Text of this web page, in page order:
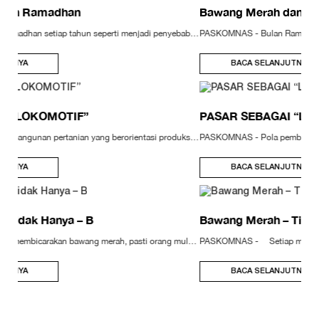
Bawang Merah dan Ramadhan
PASKOMNAS - Bulan Ramadhan setiap tahun seperti menjadi penyebab naiknya harga. Sekarang situasi sudah mendesak, tetapi tanda-tanda akan turunnya harga pangan belum menggembirakan. Sebagian mengatakan situasi sudah mengkhawatirkan. Itulah yang terjadi pada komoditi Bawang merah saat ini. Harga bawang merah berada pada posisi sekitar Rp40.000 hingga Rp45.000,-/kg ditingkat pengecer di sekitar Jabodetabek. Di Indonesia bagian timur kabarnya harga bawang merah sudah mencapai Rp60.000,- lebih. Daging sapi bera...
PASAR SEBAGAI “LOKOMOTIF”
PASKOMNAS - Pola pembangunan pertanian yang berorientasi produksi di Indonesia mestinya sudah selesai pada tahun 80-an, lalu diteruskan dengan orientasi pasar baik domestik maupun ekspor. Tetapi kita tidak melakukannya dengan baik. Sementara Negara tetangga seperti Thailand, Korea, China, Taiwan, Filipina, Malaysia telah melakukannya. Kemudian disusul India, Myanmar dan Negara “kemarin sore” Vietnam, juga melakukan pembangunan pertanian yang berorientasi pasar. Mereka sekarang sudah mapan mengatur pr...
Bawang Merah – Tidak Hanya – B
PASKOMNAS - Setiap membicarakan bawang merah, pasti orang mulai dari pejabat sampai bakul eblekan selalu ingat Brebes. Atau sebaliknya, setiap membicarakan Brebes, pasti ingat bawang merah. Terlebih pada saat-saat menjelang bulan Ramadhan, hari raya atau hari besar nasional lain yang biasanya memicu naiknya komoditi pangan strategis termasuk bawang merah. Bersyukurlah masyarakat Brebes, walau sebenarnya daerah Brebes yang bisa bawang merah itu mungkin hanya sepertiga dari luas lahan yang memanja...